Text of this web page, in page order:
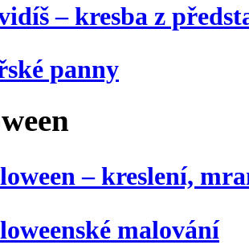
– kresba z
panny
– kreslení,
malování